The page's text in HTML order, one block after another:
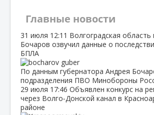
Главные новости
31 июля 12:11 Волгоградская
Бочаров озвучил данные о
БПЛА
По данным губернатора Андрея
подразделения ПВО Минобороны
29 июля 17:46 Объявлен конкурс на
через Волго‑Донской канал в
районе